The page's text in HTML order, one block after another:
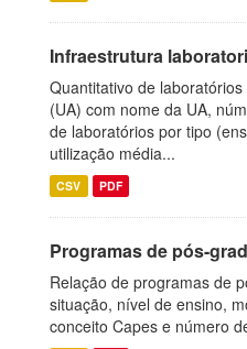
Infraestrutura
Quantitativo de
(UA) com nome da UA,
de laboratórios por tipo
utilização média...
CSV PDF
Programas de pós-
Relação de programas de
situação, nível de ensino,
conceito Capes e número